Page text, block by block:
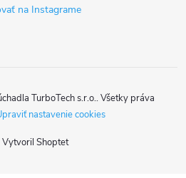
na Instagrame
Vytvoril Shoptet
TurboTech s.r.o.. Všetky práva
nastavenie cookies